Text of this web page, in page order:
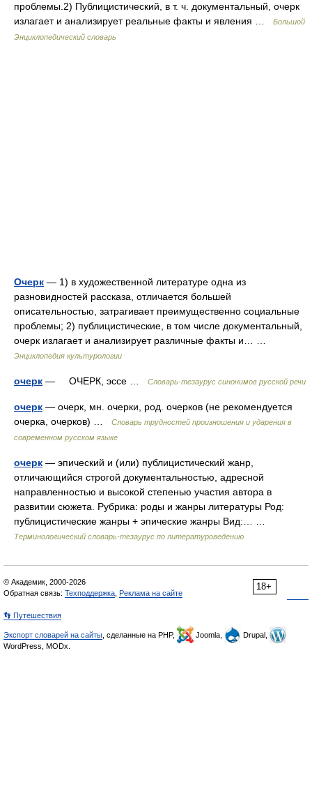
проблемы.2) Публицистический, в т. ч. документальный, очерк
излагает и анализирует реальные факты и явления …
Большой
Энциклопедический словарь
Очерк — 1) в художественной литературе одна из
разновидностей рассказа, отличается большей
описательностью, затрагивает преимущественно социальные
проблемы; 2) публицистические, в том числе документальный,
очерк излагает и анализирует различные факты и… …
Энциклопедия культурологии
очерк — ОЧЕРК, эссе … Словарь-тезаурус синонимов русской речи
очерк — очерк, мн. очерки, род. очерков (не рекомендуется
очерка, очерков) …
Словарь трудностей произношения и ударения в
современном русском языке
очерк — эпический и (или) публицистический жанр,
отличающийся строгой документальностью, адресной
направленностью и высокой степенью участия автора в
развитии сюжета. Рубрика: роды и жанры литературы Род:
публицистические жанры + эпические жанры Вид:… …
Терминологический словарь-тезаурус по литературоведению
18+
© Академик, 2000-2026
Обратная связь: Техподдержка Реклама на сайте
👣 Путешествия
Экспорт словарей на сайты , сделанные на PHP, Joomla,
Drupal,
WordPress, MODx.